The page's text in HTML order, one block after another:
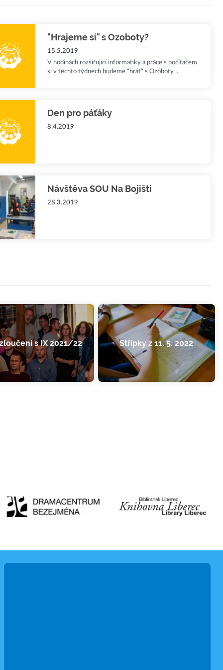
"Hrajeme si" s Ozoboty?
15.5.2019
V hodinách rozšiřující informatiky a práce s počítačem
si v těchto týdnech budeme "hrát" s Ozoboty ...
Den pro páťáky
8.4.2019
Návštěva SOU Na Bojišti
28.3.2019
s IX 2021/22 Střípky z 11. 5. 2022